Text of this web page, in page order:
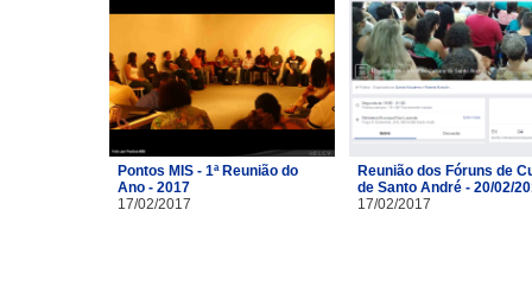
Pontos MIS - 1ª Reunião do
Ano - 2017
17/02/2017
Reunião dos Fóruns de
de Santo André - 20/02/
17/02/2017